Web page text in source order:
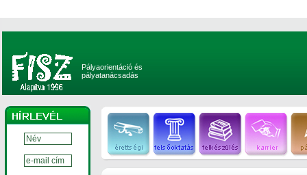
Pályaorientáció és
pályatanácsadás